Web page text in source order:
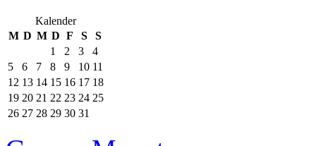
Kalender
M D M D F S
S
1
2 3
4
5
6 7 8 9 10 11
12 13 14 15 16 17 18
19 20 21 22 23 24 25
26 27 28 29 30 31